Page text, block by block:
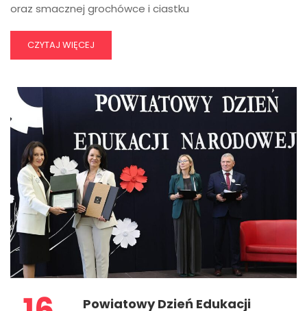
oraz smacznej grochówce i ciastku
CZYTAJ WIĘCEJ
Powiatowy Dzień Edukacji